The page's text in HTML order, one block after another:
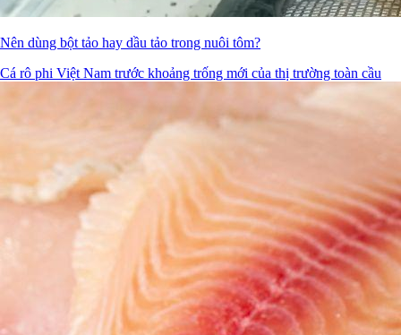
Nên dùng bột tảo hay dầu tảo trong nuôi tôm?
Cá rô phi Việt Nam trước khoảng trống mới của thị trường toàn cầu